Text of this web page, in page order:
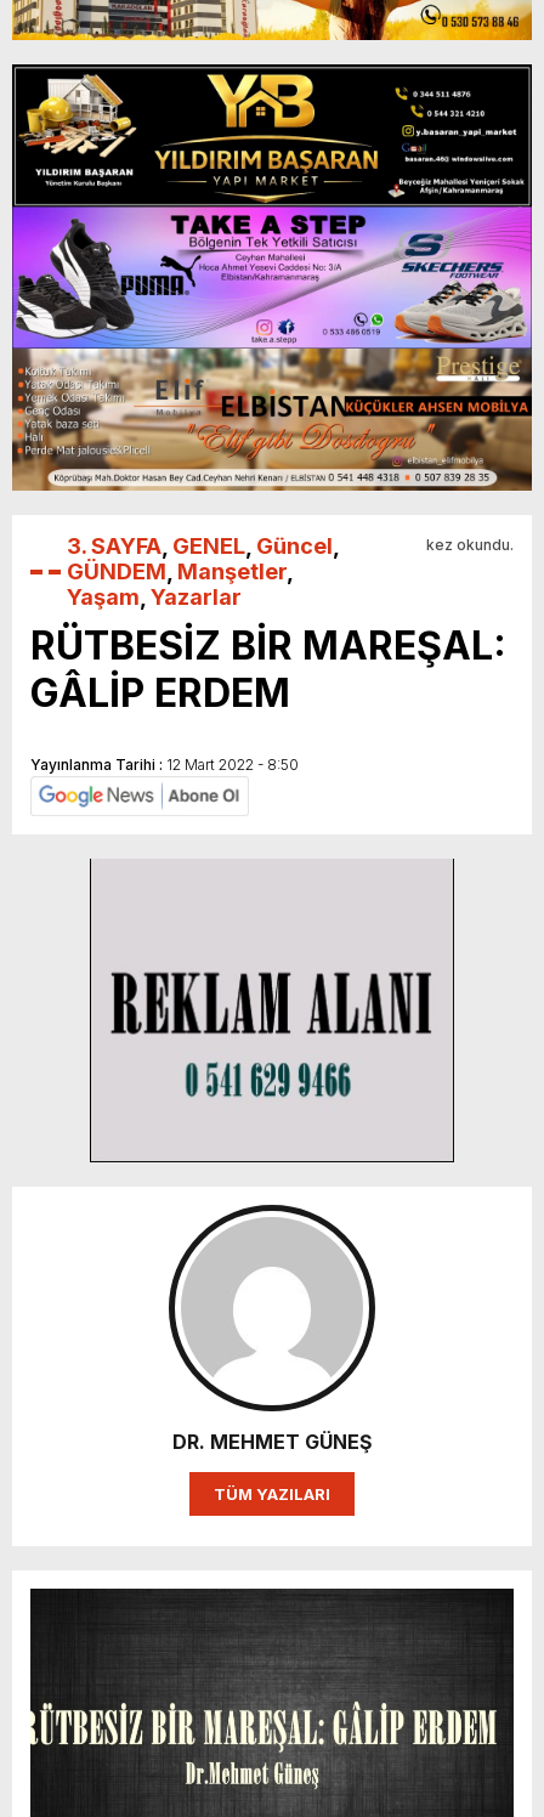
3. SAYFA GENEL Güncel
GÜNDEM Manşetler
Yaşam Yazarlar
kez okundu.
RÜTBESİZ BİR MAREŞAL:
GÂLİP ERDEM
Yayınlanma Tarihi : 12 Mart 2022 - 8:50
DR. MEHMET GÜNEŞ
TÜM YAZILARI